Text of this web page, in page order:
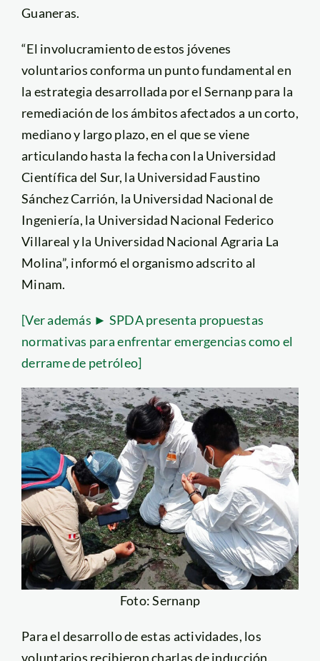
Guaneras.
“El involucramiento de estos jóvenes
voluntarios conforma un punto fundamental en
la estrategia desarrollada por el Sernanp para la
remediación de los ámbitos afectados a un corto,
mediano y largo plazo, en el que se viene
articulando hasta la fecha con la Universidad
Científica del Sur, la Universidad Faustino
Sánchez Carrión, la Universidad Nacional de
Ingeniería, la Universidad Nacional Federico
Villareal y la Universidad Nacional Agraria La
Molina”, informó el organismo adscrito al
Minam.
[Ver además ► SPDA presenta propuestas
normativas para enfrentar emergencias como el
derrame de petróleo]
Foto: Sernanp
Para el desarrollo de estas actividades, los
voluntarios recibieron charlas de inducción,